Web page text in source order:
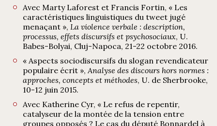
Avec Marty Laforest et Francis Fortin, « Les
caractéristiques linguistiques du tweet jugé
menaçant », La violence verbale : description,
processus, effets discursifs et psychosociaux, U.
Babes-Bolyai, Cluj-Napoca, 21-22 octobre 2016.
« Aspects sociodiscursifs du slogan revendicateur
populaire écrit », Analyse des discours hors normes :
approches, concepts et méthodes, U. de Sherbrooke,
10-12 juin 2015.
Avec Katherine Cyr, « Le refus de repentir,
catalyseur de la montée de la tension entre
groupes opposés ? Le cas du député Bonnardel à